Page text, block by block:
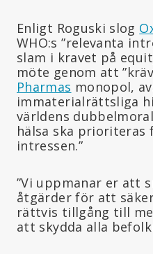
Enligt Roguski slog
WHO:s ”relevanta
slam i kravet på
möte genom att
Pharmas monopol,
immaterialrättsliga
världens
hälsa ska
intressen.”
”Vi uppmanar er att
åtgärder för att
rättvis tillgång till
att skydda alla